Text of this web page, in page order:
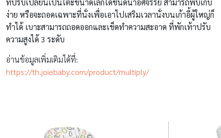
ที่ปรับเปลี่ยนเป็นโต๊ะขนาดเล็กได้ชนิดน่าอัศจรรย์ สามารถพับเก็บ
ง่าย หรือจะถอดเฉพาะที่นั่งเพื่อเอาไปเสริมเวลานั่งบนเก้าอี้ผู้ใหญ่ก็
ทำได้ เบาะสามารถถอดออกและเช็ดทำความสะอาด ที่พักเท้าปรับ
ความสูงได้ 3 ระดับ
อ่านข้อมูลเพิ่มเติมได้ที่:
https://th.joiebaby.com/product/multiply/